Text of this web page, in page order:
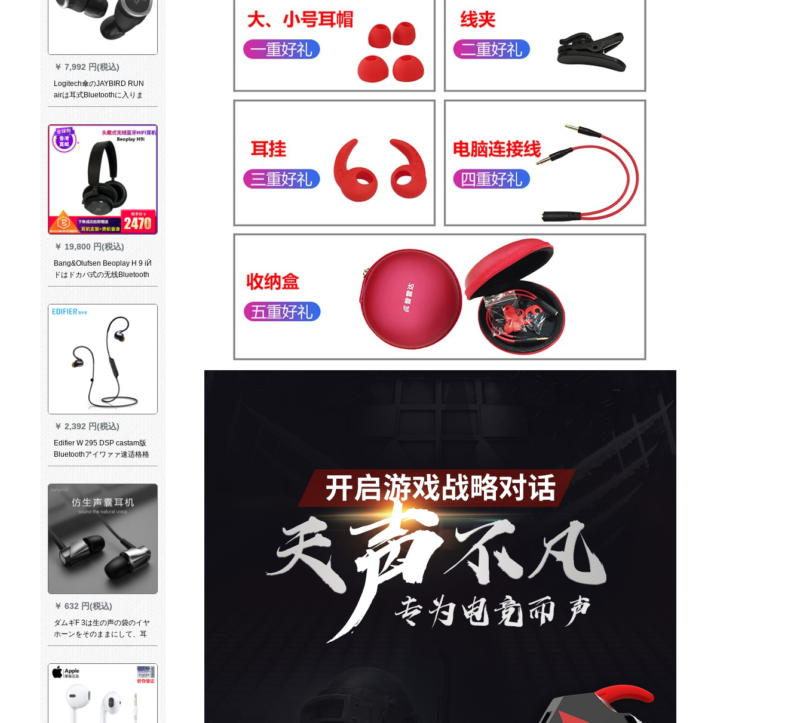
力のあるアールプロプロプロ
プロモーション携帯帯携帯電
話共通電話番号H 32 toeye。
￥ 7,992 円(税込)
Logitech傘のJAYBIRD RUN
airは耳式Bluetoothに入りま
す。本当に无线运动のランキ
￥ 19,800 円(税込)
Bang&Olufsen Beoplay H 9 iӢ
ドはドカバ式の无线Bluetooth
のアコスティトラックトラッ
す。
￥ 2,392 円(税込)
Edifier W 295 DSP castam版
Bluetoothアイワァァ速适格格
格格格格格格格格格格格格格
￥ 632 円(税込)
ダムギF 3は生の声の袋のイヤ
ホーンをそのままにして、耳
に入ります式の通用する重い
栓を持って糸の訴えをしま
す。